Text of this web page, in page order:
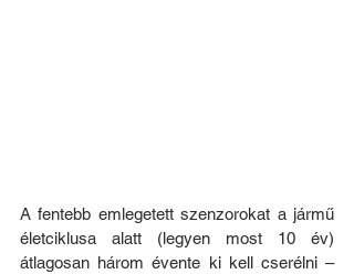
A fentebb emlegetett szenzorokat a jármű
életciklusa alatt (legyen most 10 év)
átlagosan három évente ki kell cserélni –